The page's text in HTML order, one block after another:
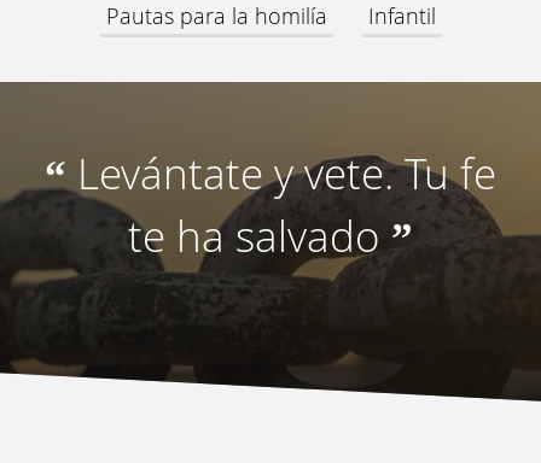
Pautas para la homilía Infantil
“ Levántate y vete. Tu fe
te ha salvado ”